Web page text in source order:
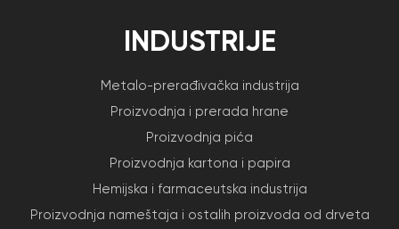
INDUSTRIJE
Metalo-prerađivačka industrija
Proizvodnja i prerada hrane
Proizvodnja pića
Proizvodnja kartona i papira
Hemijska i farmaceutska industrija
Proizvodnja nameštaja i ostalih proizvoda od drveta